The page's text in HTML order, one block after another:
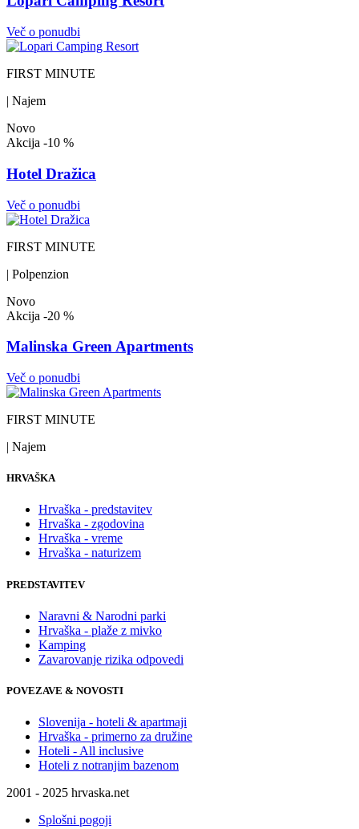
Več o ponudbi
FIRST MINUTE
| Najem
Novo
Akcija -10 %
Hotel Dražica
Več o ponudbi
FIRST MINUTE
| Polpenzion
Novo
Akcija -20 %
Malinska Green Apartments
Več o ponudbi
FIRST MINUTE
| Najem
HRVAŠKA
Hrvaška - predstavitev
Hrvaška - zgodovina
Hrvaška - vreme
Hrvaška - naturizem
PREDSTAVITEV
Naravni & Narodni parki
Hrvaška - plaže z mivko
Kamping
Zavarovanje rizika odpovedi
POVEZAVE & NOVOSTI
Slovenija - hoteli & apartmaji
Hrvaška - primerno za družine
Hoteli - All inclusive
Hoteli z notranjim bazenom
2001 - 2025 hrvaska.net
Splošni pogoji